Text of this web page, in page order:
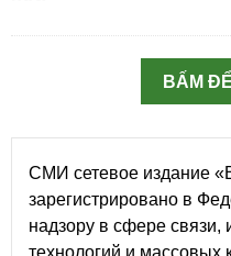
BẤM
СМИ сетевое издание
зарегистрировано в
надзору в сфере